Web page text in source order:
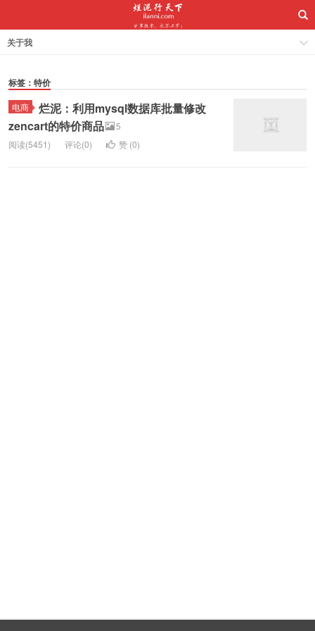
关于我
标签：特价
电商
烂泥：利用mysql数据库批量修改
zencart的特价商品
5
阅读(5451)
评论(0) 赞 (0)